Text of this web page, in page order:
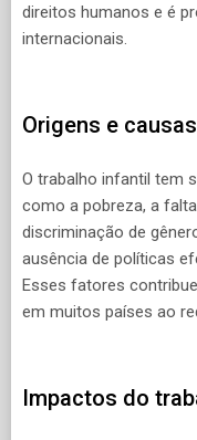
direitos humanos e é
internacionais.
Origens e
O trabalho infantil tem
como a pobreza, a
discriminação de
ausência de políticas
Esses fatores
em muitos países ao
Impactos do